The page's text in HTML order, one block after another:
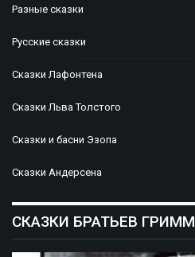
Разные сказки
Русские сказки
Сказки Лафонтена
Сказки Льва Толстого
Сказки и басни Эзопа
Сказки Андерсена
СКАЗКИ БРАТЬЕВ ГРИММ